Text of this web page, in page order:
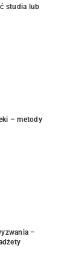
studia lub
– metody
–